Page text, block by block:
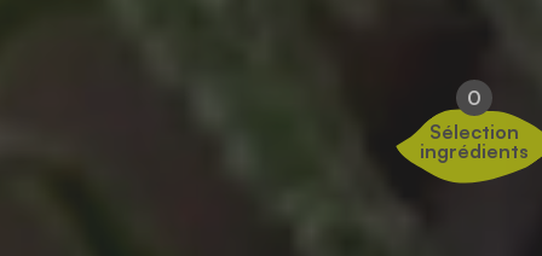
0
Sélection
ingrédients